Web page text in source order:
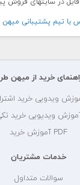
فایل در سایتهای فروش
با تيم پشتيبانی
خرید از میهن
ویدویی خرید
ویدیویی خرید
PDF آموزش خرید
خدمات مشتریان
سوالات متداول